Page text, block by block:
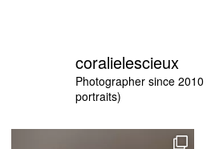
coralielescieux
Photographer since 2010
portraits)